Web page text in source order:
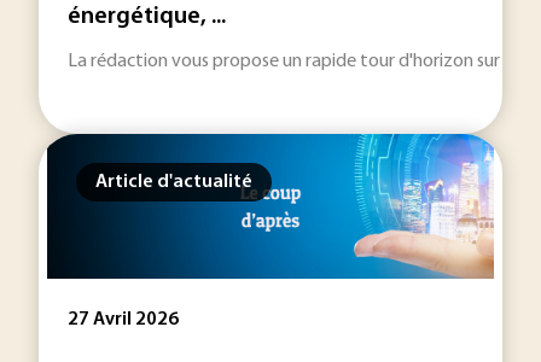
énergétique, ...
La rédaction vous propose un rapide tour d'horizon sur les
Article d'actualité
27 Avril 2026